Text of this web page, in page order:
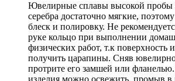
Ювелирные сплавы высокой пробы
серебра достаточно мягкие,
блеск и полировку. Не
руке кольцо при выполнении
физических работ, т.к поверхность
получить царапины. Сняв
протрите его замшей или